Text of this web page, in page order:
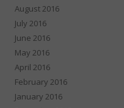
August 2016
July 2016
June 2016
May 2016
April 2016
February 2016
January 2016